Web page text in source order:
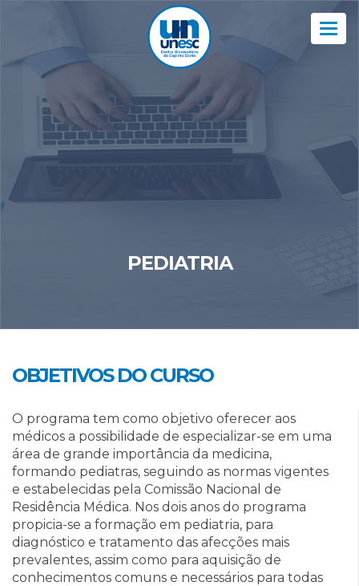
PEDIATRIA
OBJETIVOS DO CURSO
O programa tem como objetivo oferecer aos
médicos a possibilidade de especializar-se em uma
área de grande importância da medicina,
formando pediatras, seguindo as normas vigentes
e estabelecidas pela Comissão Nacional de
Residência Médica. Nos dois anos do programa
propicia-se a formação em pediatria, para
diagnóstico e tratamento das afecções mais
prevalentes, assim como para aquisição de
conhecimentos comuns e necessários para todas